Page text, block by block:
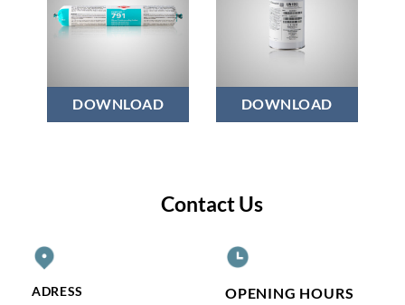
DOWSIL™ 791
Silicone
DOWNLOAD
DOWSIL™
1200
OS Primer
DOWNLOAD
Contact Us
ADRESS
OPENING HOURS